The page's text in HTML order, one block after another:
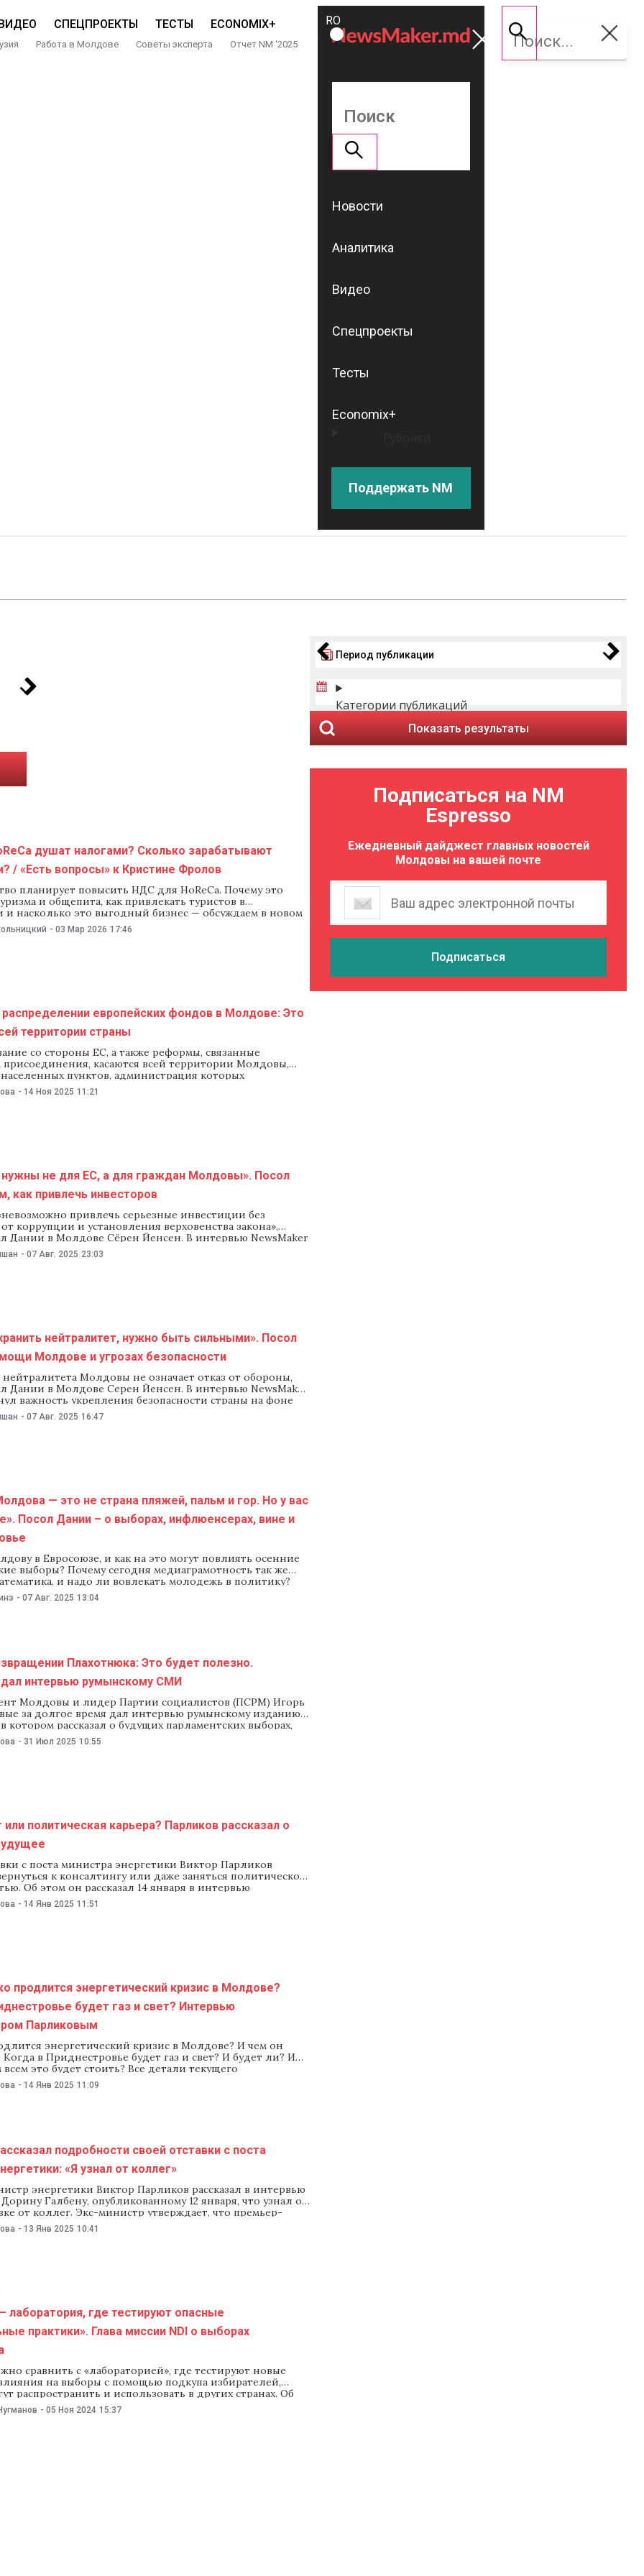
СПЕЦПРОЕКТЫ ТЕСТЫ ECONOMIX+
Работа в Молдове Советы эксперта Отчет NM ‘2025
ROMÂNĂ
RU
Поддержать
NM
Новости
Аналитика
Видео
Спецпроекты
Тесты
Economix+
Поддержать NM
душат налогами? Сколько зарабатывают
/ «Есть вопросы» к Кристине Фролов
планирует повысить НДС для HoReCa. Почему это
и общепита, как привлекать туристов в
и насколько это выгодный бизнес — обсуждаем в новом
«Есть вопросы» с Николаем Пахольницким. Гость
фонда Константина Мими и экс-глава Mimi Castel
- 03 Мар 2026 17:46
европейских фондов в Молдове: Это
территории страны
со стороны ЕС, а также реформы, связанные
присоединения, касаются всей территории Молдовы,
пунктов, администрация которых
европейские ценности. Это заявила 13 ноября
Newsmaker посол Евросоюза в Молдове Ивона Пьорко.
- 14 Ноя 2025 11:21
не для ЕС, а для граждан Молдовы». Посол
как привлечь инвесторов
привлечь серьезные инвестиции без
коррупции и установления верховенства закона»,
Дании в Молдове Сёрен Йенсен. В интервью NewsMaker
что реформы в Молдове должны быть направлены
«на улучшение жизни граждан, а не на то, чтобы угодить
- 07 Авг. 2025 23:03
нейтралитет, нужно быть сильными». Посол
Молдове и угрозах безопасности
Молдовы не означает отказ от обороны,
Дании в Молдове Серен Йенсен. В интервью NewsMaker
важность укрепления безопасности страны на фоне
Комментируя новость о том, что с ноября в Кишиневе
датский военный атташе, Йенсен подчеркнул, что
- 07 Авг. 2025 16:47
— это не страна пляжей, пальм и гор. Но у вас
Посол Дании – о выборах, инфлюенсерах, вине и
в Евросоюзе, и как на это могут повлиять осенние
выборы? Почему сегодня медиаграмотность так же
и надо ли вовлекать молодежь в политику?
доверие к армии, и что означает настоящий
Как и зачем приглашать в Молдову датских
- 07 Авг. 2025 13:04
Плахотнюка: Это будет полезно.
дал интервью румынскому СМИ
Молдовы и лидер Партии социалистов (ПСРМ) Игорь
за долгое время дал интервью румынскому изданию
котором рассказал о будущих парламентских выборах,
с российскими властями, высказался по поводу запрета
мэру Кишинева Иону Чебану, а также
- 31 Июл 2025 10:55
или политическая карьера? Парликов рассказал о
с поста министра энергетики Виктор Парликов
к консалтингу или даже заняться политической
Об этом он рассказал 14 января в интервью
NM Николаю Пахольницкому. При этом экс-министр
что пока не принял окончательное решение по поводу
- 14 Янв 2025 11:51
продлится энергетический кризис в Молдове?
будет газ и свет? Интервью
Парликовым
энергетический кризис в Молдове? И чем он
Когда в Приднестровье будет газ и свет? И будет ли? И
это будет стоить? Все детали текущего
поставка газа, цены на электроэнергию,
будущее Молдовы и региона — корреспондент NM
- 14 Янв 2025 11:09
подробности своей отставки с поста
«Я узнал от коллег»
энергетики Виктор Парликов рассказал в интервью
Галбену, опубликованному 12 января, что узнал о
от коллег. Экс-министр утверждает, что премьер-
Речан написал ему сообщение с предложением
за пять минут до пресс-конференции 5 декабря, на
- 13 Янв 2025 10:41
лаборатория, где тестируют опасные
практики». Глава миссии NDI о выборах
сравнить с «лабораторией», где тестируют новые
на выборы с помощью подкупа избирателей,
распространить и использовать в других странах. Об
в интервью NM глава наблюдательной миссии
демократического института (NDI) Пекка Хаависто. Он
- 05 Ноя 2024 15:37
Период публикации
Категории публикаций
Показать результаты
Подписаться на NM
Espresso
Ежедневный дайджест главных новостей
Молдовы на вашей почте